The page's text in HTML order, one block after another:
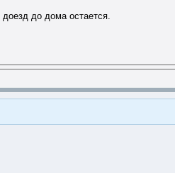
до дома остается.